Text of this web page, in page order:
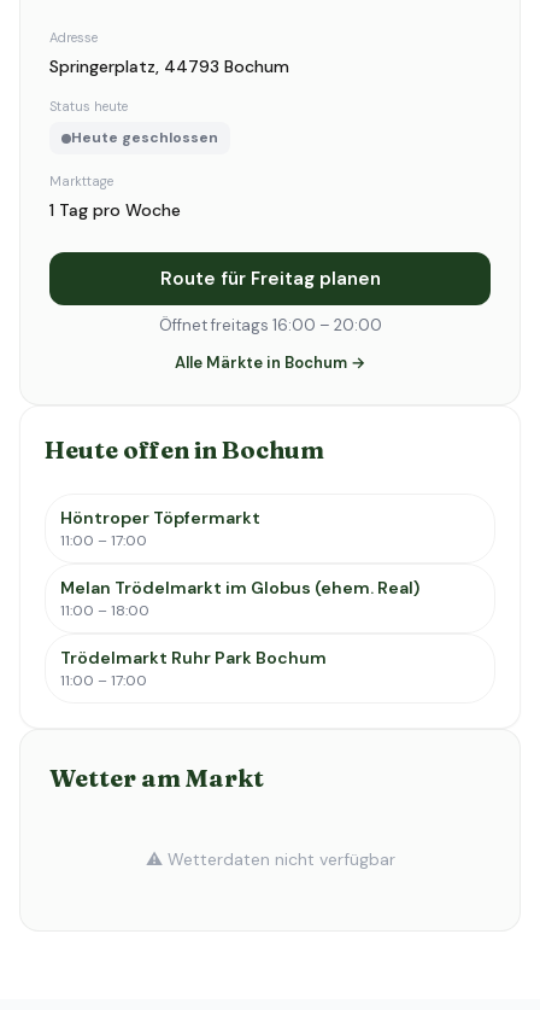
Adresse
Springerplatz, 44793 Bochum
Status heute
Heute geschlossen
Markttage
1 Tag pro Woche
Route für Freitag planen
Öffnet freitags 16:00 – 20:00
Alle Märkte in Bochum →
Heute offen in Bochum
Höntroper Töpfermarkt
11:00 – 17:00
Melan Trödelmarkt im Globus (ehem. Real)
11:00 – 18:00
Trödelmarkt Ruhr Park Bochum
11:00 – 17:00
Wetter am Markt
⚠️ Wetterdaten nicht verfügbar